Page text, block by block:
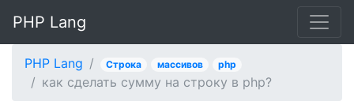
PHP Lang
PHP Lang Строка массивов php
как сделать сумму на строку в php?